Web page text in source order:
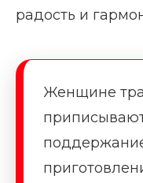
радость и
Женщине